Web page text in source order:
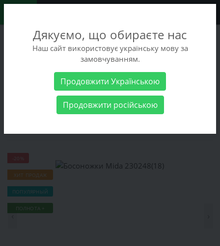
+38 (068) 486-90-09
+38 (093) 486-90-09
Женские товары Женская обувь Босоножки
-20%
ХИТ ПРОДАЖ
ПОПУЛЯРНЫЙ
ПОЛНОТА +
‹
Дякуємо, що обираєте нас
Наш сайт використовує українську мову за
замовчуванням.
Продовжити Українською
Продовжити російською